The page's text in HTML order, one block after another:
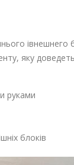
яку
руками
блоків